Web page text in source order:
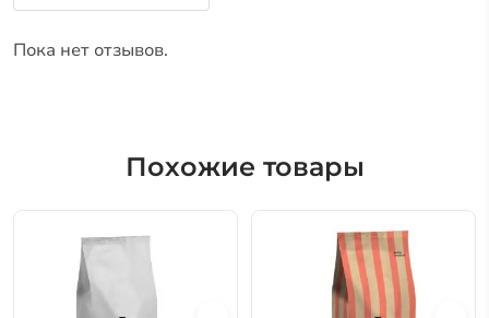
Пока нет отзывов.
Похожие товары